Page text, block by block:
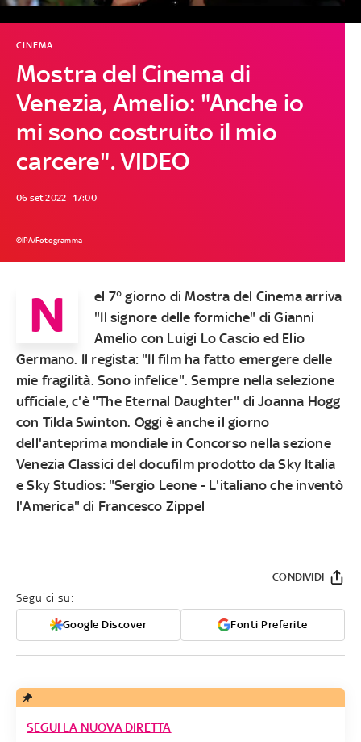
Mostra del Cinema di
Venezia, Amelio: "Anche io
mi sono costruito il mio
carcere". VIDEO
CINEMA
06 set 2022 - 17:00
©IPA/Fotogramma
N
el 7° giorno di Mostra del Cinema arriva
"Il signore delle formiche" di Gianni
Amelio con Luigi Lo Cascio ed Elio
Germano. Il regista: "Il film ha fatto emergere delle
mie fragilità. Sono infelice". Sempre nella selezione
ufficiale, c'è "The Eternal Daughter" di Joanna Hogg
con Tilda Swinton. Oggi è anche il giorno
dell'anteprima mondiale in Concorso nella sezione
Venezia Classici del docufilm prodotto da Sky Italia
e Sky Studios: "Sergio Leone - L'italiano che inventò
l'America" di Francesco Zippel
Seguici su:
Google Discover Fonti Preferite
CONDIVIDI
SEGUI LA NUOVA DIRETTA